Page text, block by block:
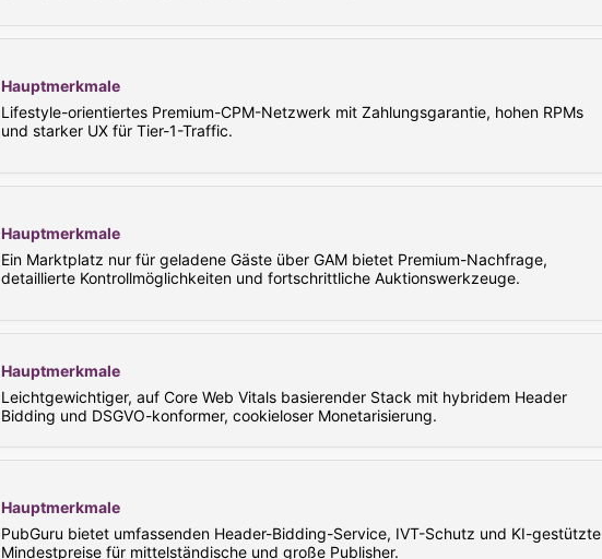
Hauptmerkmale
Lifestyle-orientiertes Premium-CPM-Netzwerk mit Zahlungsgarantie, hohen RPMs
und starker UX für Tier-1-Traffic.
Hauptmerkmale
Ein Marktplatz nur für geladene Gäste über GAM bietet Premium-Nachfrage,
detaillierte Kontrollmöglichkeiten und fortschrittliche Auktionswerkzeuge.
Hauptmerkmale
Leichtgewichtiger, auf Core Web Vitals basierender Stack mit hybridem Header
Bidding und DSGVO-konformer, cookieloser Monetarisierung.
Hauptmerkmale
PubGuru bietet umfassenden Header-Bidding-Service, IVT-Schutz und KI-gestützte
Mindestpreise für mittelständische und große Publisher.